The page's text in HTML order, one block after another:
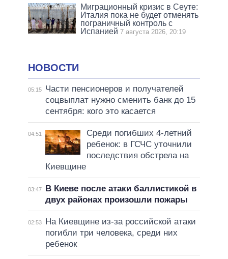
Миграционный кризис в Сеуте:
Италия пока не будет отменять
пограничный контроль с
Испанией 7 августа 2026, 20:19
НОВОСТИ
05:15
Части пенсионеров и получателей
соцвыплат нужно сменить банк до 15
сентября: кого это касается
04:51
Среди погибших 4-летний
ребенок: в ГСЧС уточнили
последствия обстрела на
Киевщине
03:47
В Киеве после атаки баллистикой в
двух районах произошли пожары
02:53
На Киевщине из-за российской атаки
погибли три человека, среди них
ребенок